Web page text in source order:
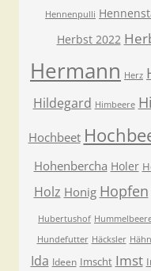
Hennenpulli
Herbst 2022
Hermann Herz
Hildegard Himbeere
Hochbeet
Hohenbercha Holer
Holz Honig Hopfen
Hubertushof
Hundefutter Häcksler
Ida Ideen Imscht Imst